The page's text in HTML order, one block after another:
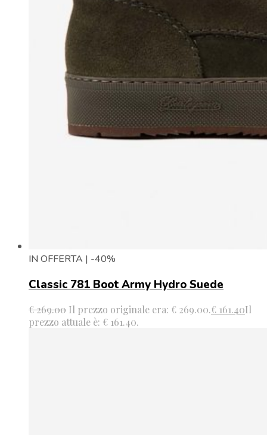
IN OFFERTA | -40%
Classic 781 Boot Army Hydro Suede
€269.00 Il prezzo originale era: € 269.00.€ 161.40Il
prezzo attuale è: € 161.40.